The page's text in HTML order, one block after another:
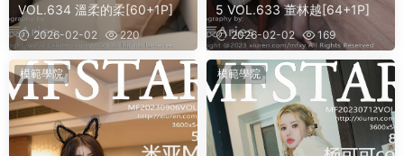
VOL.634 溫柔的柔[60+1P]
2026-02-02 220
5 VOL.633 董林越[64+1P]
2026-02-02 169
模範學院 模範學院